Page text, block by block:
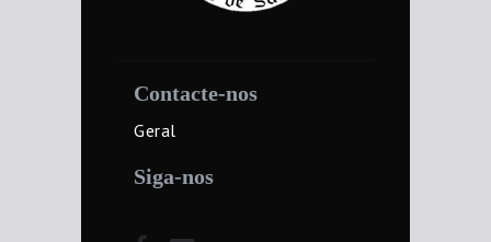
Contacte-nos
Geral
Siga-nos